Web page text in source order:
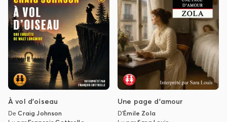
À vol d'oiseau
DeCraig Johnson
Une page d'amour
D'Émile Zola